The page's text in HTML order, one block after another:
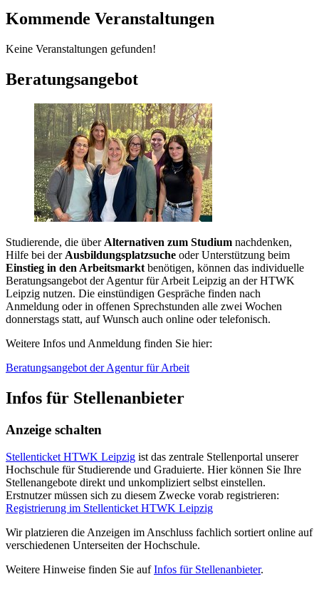
Kommende Veranstaltungen
Keine Veranstaltungen gefunden!
Beratungsangebot
Studierende, die über Alternativen zum Studium nachdenken,
Hilfe bei der Ausbildungsplatzsuche oder Unterstützung beim
Einstieg in den Arbeitsmarkt benötigen, können das individuelle
Beratungsangebot der Agentur für Arbeit Leipzig an der HTWK
Leipzig nutzen. Die einstündigen Gespräche finden nach
Anmeldung oder in offenen Sprechstunden alle zwei Wochen
donnerstags statt, auf Wunsch auch online oder telefonisch.
Weitere Infos und Anmeldung finden Sie hier:
Beratungsangebot der Agentur für Arbeit
Infos für Stellenanbieter
Anzeige schalten
Stellenticket HTWK Leipzig ist das zentrale Stellenportal unserer
Hochschule für Studierende und Graduierte. Hier können Sie Ihre
Stellenangebote direkt und unkompliziert selbst einstellen.
Erstnutzer müssen sich zu diesem Zwecke vorab registrieren:
Registrierung im Stellenticket HTWK Leipzig
Wir platzieren die Anzeigen im Anschluss fachlich sortiert online auf
verschiedenen Unterseiten der Hochschule.
Weitere Hinweise finden Sie aufInfos für Stellenanbieter.